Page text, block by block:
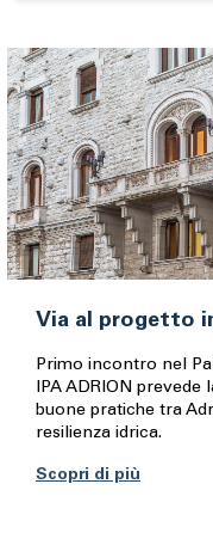
Via al progetto
Primo incontro nel
IPA ADRION
buone pratiche tra
resilienza idrica.
Scopri di più